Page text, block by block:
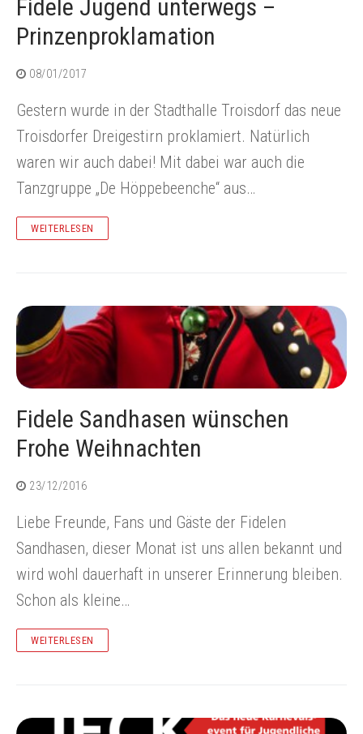
Mitgliedschaft
Sponsoren, Partner und Unterstützer
Chronik
Oberlarer Tollitäten
Satzung
Fidele Sandhasen-Sitzung
Fidele Mädchensitzung
Jeck Friday
Impressum
Datenschutzerklärung
Ticketshop
Fidele Jugend unterwegs –
Prinzenproklamation
08/01/2017
Gestern wurde in der Stadthalle Troisdorf das neue
Troisdorfer Dreigestirn proklamiert. Natürlich
waren wir auch dabei! Mit dabei war auch die
Tanzgruppe „De Höppebeenche“ aus…
WEITERLESEN
Fidele Sandhasen wünschen
Frohe Weihnachten
23/12/2016
Liebe Freunde, Fans und Gäste der Fidelen
Sandhasen, dieser Monat ist uns allen bekannt und
wird wohl dauerhaft in unserer Erinnerung bleiben.
Schon als kleine…
WEITERLESEN